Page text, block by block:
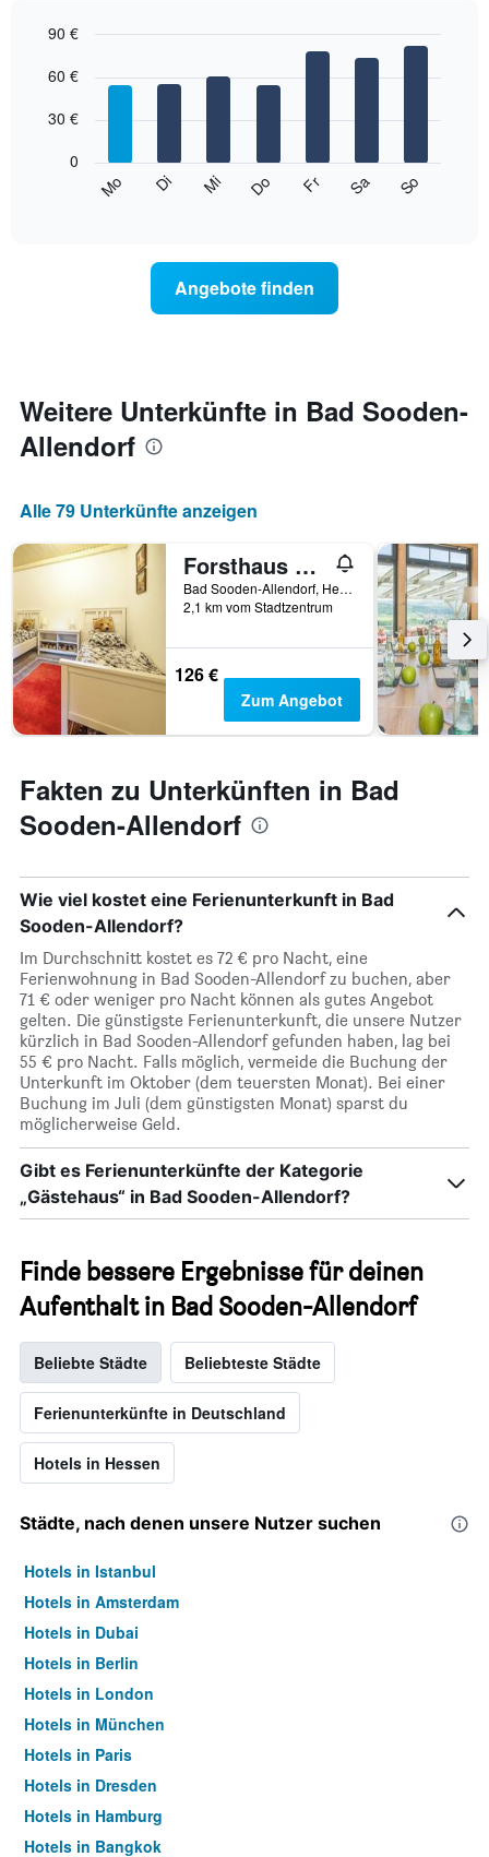
chart
bars.
folgende
durchschnittlichen
jeweiligen
Wochentag.
Das
Diagramm
1
X-
Achse,
die
Wochentage
anzeigt.
Das
Diagramm
hat
1
Y-
den
durchschnittlichen
Zimmerpreis
graphic.
Mo Di Mi Do Fr Sa So
0
30 €
60 €
90 €
Angebote finden
Weitere Unterkünfte in Bad Sooden-
Allendorf
Alle 79 Unterkünfte anzeigen
Forsthaus Halbemark
Bad Sooden-Allendorf, Hessen, Deutschland
2,1 km vom Stadtzentrum
126 €
Zum Angebot
Fakten zu Unterkünften in Bad
Sooden-Allendorf
Wie viel kostet eine Ferienunterkunft in Bad
Sooden-Allendorf?
Im Durchschnitt kostet es 72 € pro Nacht, eine
Ferienwohnung in Bad Sooden-Allendorf zu buchen, aber
71 € oder weniger pro Nacht können als gutes Angebot
gelten. Die günstigste Ferienunterkunft, die unsere Nutzer
kürzlich in Bad Sooden-Allendorf gefunden haben, lag bei
55 € pro Nacht. Falls möglich, vermeide die Buchung der
Unterkunft im Oktober (dem teuersten Monat). Bei einer
Buchung im Juli (dem günstigsten Monat) sparst du
möglicherweise Geld.
Gibt es Ferienunterkünfte der Kategorie
„Gästehaus“ in Bad Sooden-Allendorf?
Finde bessere Ergebnisse für deinen
Aufenthalt in Bad Sooden-Allendorf
Beliebte Städte Beliebteste Städte
Ferienunterkünfte in Deutschland
Hotels in Hessen
Städte, nach denen unsere Nutzer suchen
Hotels in Istanbul
Hotels in Amsterdam
Hotels in Dubai
Hotels in Berlin
Hotels in London
Hotels in München
Hotels in Paris
Hotels in Dresden
Hotels in Hamburg
Hotels in Bangkok